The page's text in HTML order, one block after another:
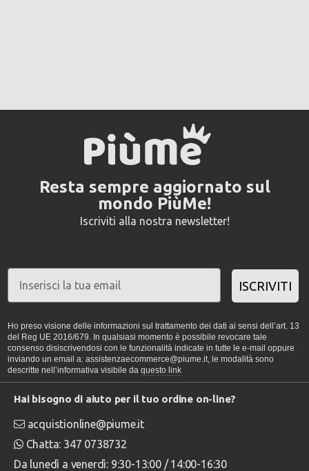
Resta sempre aggiornato sul
mondo PiùMe!
Iscriviti alla nostra newsletter!
ISCRIVITI
Ho preso visione delle informazioni sul trattamento dei dati ai sensi dell’art. 13
del Reg UE 2016/679. In qualsiasi momento è possibile revocare tale
consenso disiscrivendosi con le funzionalità indicate in tutte le e-mail oppure
inviando un email a: assistenzaecommerce@piume.it, le modalità sono
descritte nell’informativa visibile da questo link
Hai bisogno di aiuto per il tuo ordine on-line?
acquistionline@piume.it
Chatta: 347 0738732
Da lunedì a venerdì: 9:30-13:00 / 14:00-16:30